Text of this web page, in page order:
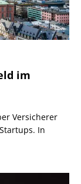
im
Versicherer
In